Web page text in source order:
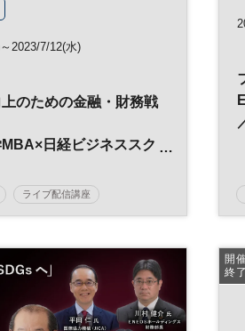
2023/7/12(水)
のための金融・財務戦
日経ビジネススク
ライブ配信講座
クール MBA
開
終了